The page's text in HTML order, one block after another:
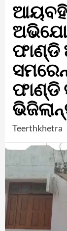
ଫାଣ୍ଡି
ଫାଣ୍ଡି
Teerthkhetra